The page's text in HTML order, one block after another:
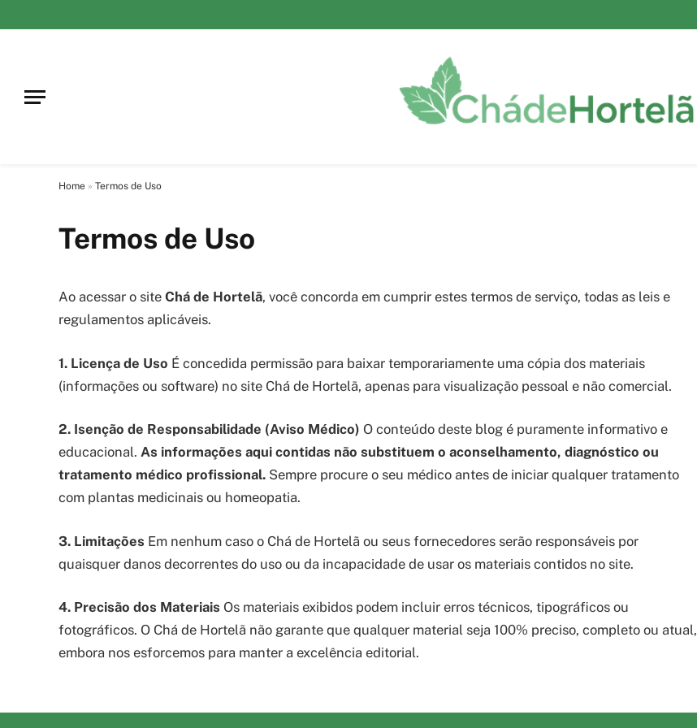
Home » Termos de Uso
Termos de Uso
Ao acessar o site Chá de Hortelã, você concorda em cumprir estes termos de serviço, todas as leis e
regulamentos aplicáveis.
1. Licença de Uso É concedida permissão para baixar temporariamente uma cópia dos materiais
(informações ou software) no site Chá de Hortelã, apenas para visualização pessoal e não comercial.
2. Isenção de Responsabilidade (Aviso Médico) O conteúdo deste blog é puramente informativo e
educacional. As informações aqui contidas não substituem o aconselhamento, diagnóstico ou
tratamento médico profissional. Sempre procure o seu médico antes de iniciar qualquer tratamento
com plantas medicinais ou homeopatia.
3. Limitações Em nenhum caso o Chá de Hortelã ou seus fornecedores serão responsáveis por
quaisquer danos decorrentes do uso ou da incapacidade de usar os materiais contidos no site.
4. Precisão dos Materiais Os materiais exibidos podem incluir erros técnicos, tipográficos ou
fotográficos. O Chá de Hortelã não garante que qualquer material seja 100% preciso, completo ou atual,
embora nos esforcemos para manter a excelência editorial.